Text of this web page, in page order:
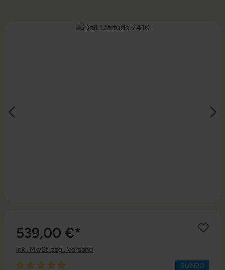
Bildergalerie überspringen
539,00 €*
inkl. MwSt. zzgl. Versand
SUN20